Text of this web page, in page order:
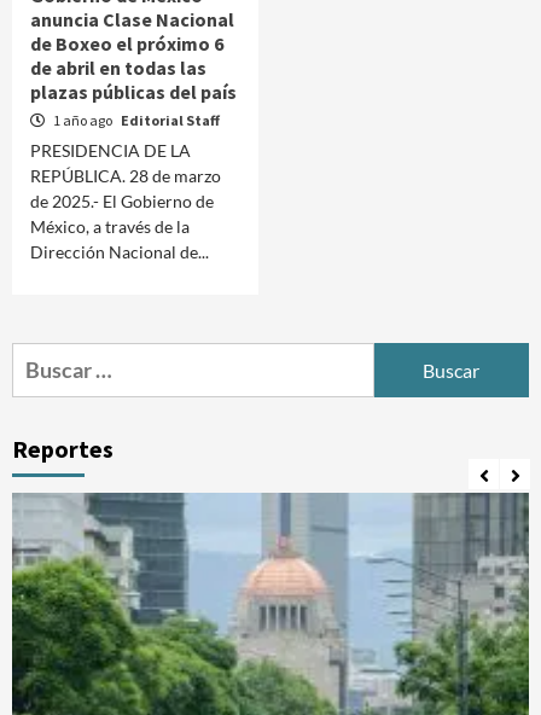
anuncia Clase Nacional
de Boxeo el próximo 6
de abril en todas las
plazas públicas del país
1 año ago Editorial Staff
PRESIDENCIA DE LA
REPÚBLICA. 28 de marzo
de 2025.- El Gobierno de
México, a través de la
Dirección Nacional de...
Buscar:
Reportes